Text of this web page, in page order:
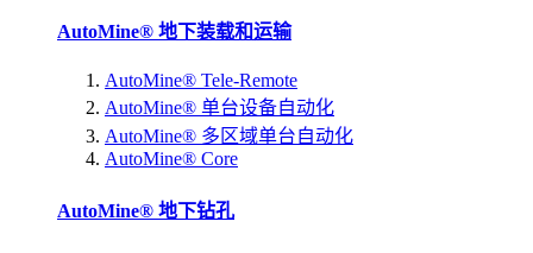
AutoMine® 地下装载和运输
AutoMine® Tele-Remote
AutoMine® 单台设备自动化
AutoMine® 多区域单台自动化
AutoMine® Core
AutoMine® 地下钻孔